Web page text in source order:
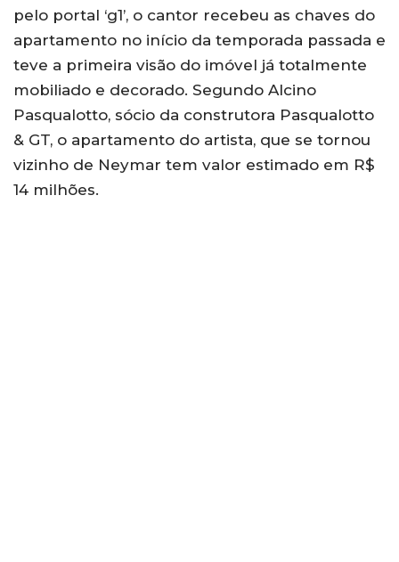
pelo portal ‘g1’, o cantor recebeu as chaves do
apartamento no início da temporada passada e
teve a primeira visão do imóvel já totalmente
mobiliado e decorado. Segundo Alcino
Pasqualotto, sócio da construtora Pasqualotto
& GT, o apartamento do artista, que se tornou
vizinho de Neymar tem valor estimado em R$
14 milhões.